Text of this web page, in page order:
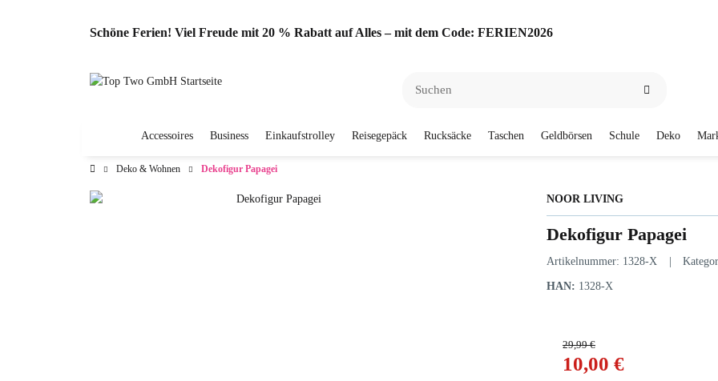
Schöne Ferien! Viel Freude mit 20 % Rabatt auf Alles – mit dem Code: FERIEN2026
Accessoires Business Einkaufstrolley Reisegepäck Rucksäcke Taschen Geldbörsen Schule Deko
Deko & Wohnen Dekofigur Papagei
NOOR LIVING
Dekofigur Papagei
Artikelnummer: 1328-X
HAN: 1328-X
29,99 €
10,00 €